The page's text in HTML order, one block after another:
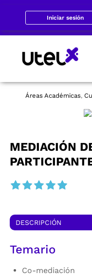
Iniciar sesión
Áreas Académicas,
MEDIACIÓN
DESCRIPCIÓN
Temario
Co-mediación